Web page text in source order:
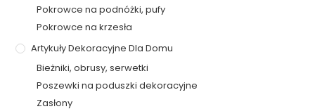
Pokrowce na podnóżki, pufy
Pokrowce na krzesła
Artykuły Dekoracyjne Dla Domu
Bieżniki, obrusy, serwetki
Poszewki na poduszki dekoracyjne
Zasłony